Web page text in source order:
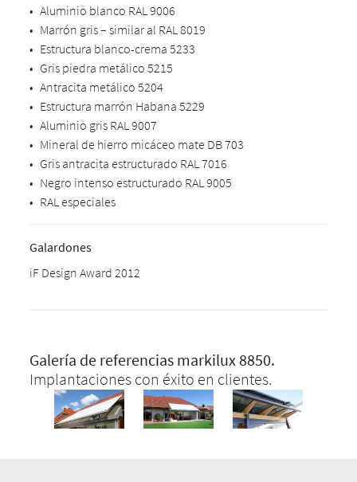
• Aluminio blanco RAL 9006
• Marrón gris – similar al RAL 8019
• Estructura blanco-crema 5233
• Gris piedra metálico 5215
• Antracita metálico 5204
• Estructura marrón Habana 5229
• Aluminio gris RAL 9007
• Mineral de hierro micáceo mate DB 703
• Gris antracita estructurado RAL 7016
• Negro intenso estructurado RAL 9005
• RAL especiales
Galardones
iF Design Award 2012
Galería de referencias markilux 8850.
Implantaciones con éxito en clientes.